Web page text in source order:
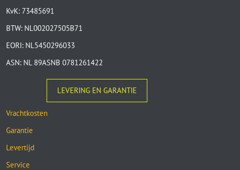
KvK: 73485691
BTW: NL002027505B71
EORI: NL5450296033
ASN: NL 89ASNB 0781261422
LEVERING EN GARANTIE
Vrachtkosten
Garantie
Levertijd
Service